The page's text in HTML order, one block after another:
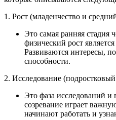
1. Рост (младенчество и
Это самая ранняя стадия
физический рост
Развиваются интересы,
способности.
2. Исследование (подростковый
Это фаза исследований и
созревание играет
начинают работать и